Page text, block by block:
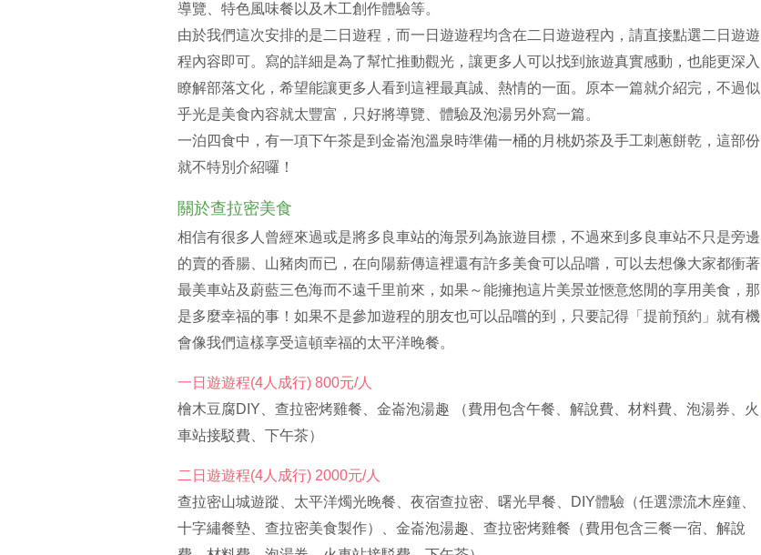
導覽、特色風味餐以及木工創作體驗等。
由於我們這次安排的是二日遊程，而一日遊遊程均含在二日遊遊程內，請直接點選二日遊遊
程內容即可。寫的詳細是為了幫忙推動觀光，讓更多人可以找到旅遊真實感動，也能更深入
瞭解部落文化，希望能讓更多人看到這裡最真誠、熱情的一面。原本一篇就介紹完，不過似
乎光是美食內容就太豐富，只好將導覽、體驗及泡湯另外寫一篇。
一泊四食中，有一項下午茶是到金崙泡溫泉時準備一桶的月桃奶茶及手工刺蔥餅乾，這部份
就不特別介紹囉！
關於查拉密美食
相信有很多人曾經來過或是將多良車站的海景列為旅遊目標，不過來到多良車站不只是旁邊
的賣的香腸、山豬肉而已，在向陽薪傳這裡還有許多美食可以品嚐，可以去想像大家都衝著
最美車站及蔚藍三色海而不遠千里前來，如果～能擁抱這片美景並愜意悠閒的享用美食，那
是多麼幸福的事！如果不是參加遊程的朋友也可以品嚐的到，只要記得「提前預約」就有機
會像我們這樣享受這頓幸福的太平洋晚餐。
一日遊遊程(4人成行) 800元/人
檜木豆腐DIY、查拉密烤雞餐、金崙泡湯趣 （費用包含午餐、解說費、材料費、泡湯券、火
車站接駁費、下午茶）
二日遊遊程(4人成行) 2000元/人
查拉密山城遊蹤、太平洋燭光晚餐、夜宿查拉密、曙光早餐、DIY體驗（任選漂流木座鐘、
十字繡餐墊、查拉密美食製作）、金崙泡湯趣、查拉密烤雞餐（費用包含三餐一宿、解說